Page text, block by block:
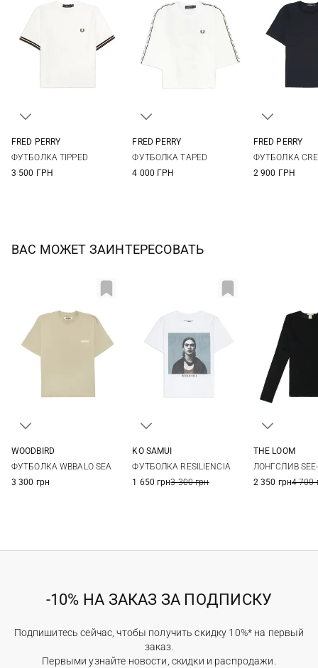
FRED PERRY
ФУТБОЛКА TIPPED
3 500 ГРН
FRED PERRY
ФУТБОЛКА TAPED
4 000 ГРН
FRED PERRY
ФУТБОЛКА
2 900 ГРН
ВАС МОЖЕТ ЗАИНТЕРЕСОВАТЬ
WOODBIRD
ФУТБОЛКА WBBALO SEA
3 300 грн
KO SAMUI
ФУТБОЛКА RESILIENCIA
1 650 грн3 300 грн
THE LOOM
ЛОНГСЛИВ SEE-
2 350 грн4 700
-10% НА ЗАКАЗ ЗА ПОДПИСКУ
Подпишитесь сейчас, чтобы получить скидку 10%* на первый
заказ.
Первыми узнайте новости, скидки и распродажи.